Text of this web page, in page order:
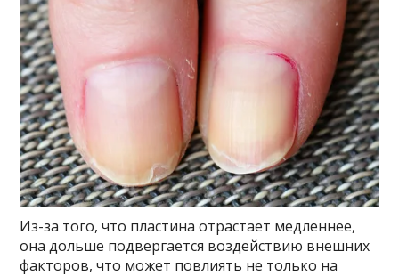
Из-за того, что пластина отрастает медленнее,
она дольше подвергается воздействию внешних
факторов, что может повлиять не только на